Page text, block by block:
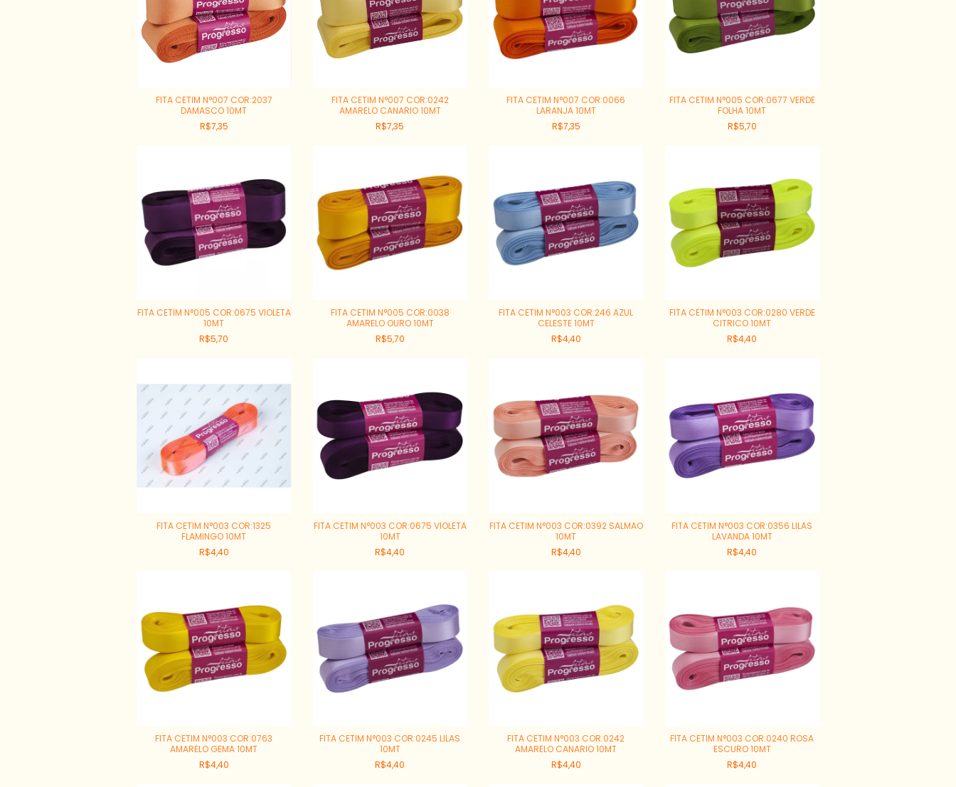
FITA CETIM N°007 COR:2037
DAMASCO 10MT
R$7,35
FITA CETIM N°007 COR:0242
AMARELO CANARIO 10MT
R$7,35
FITA CETIM N°007 COR:0066
LARANJA 10MT
R$7,35
FITA CETIM N°005 COR:0677 VERDE
FOLHA 10MT
R$5,70
FITA CETIM N°005 COR:0675 VIOLETA
10MT
R$5,70
FITA CETIM N°005 COR:0038
AMARELO OURO 10MT
R$5,70
FITA CETIM N°003 COR:246 AZUL
CELESTE 10MT
R$4,40
FITA CETIM N°003 COR:0280 VERDE
CITRICO 10MT
R$4,40
FITA CETIM N°003 COR:1325
FLAMINGO 10MT
R$4,40
FITA CETIM N°003 COR:0675 VIOLETA
10MT
R$4,40
FITA CETIM N°003 COR:0392 SALMAO
10MT
R$4,40
FITA CETIM N°003 COR:0356 LILAS
LAVANDA 10MT
R$4,40
FITA CETIM N°003 COR:0763
AMARELO GEMA 10MT
R$4,40
FITA CETIM N°003 COR:0245 LILAS
10MT
R$4,40
FITA CETIM N°003 COR:0242
AMARELO CANARIO 10MT
R$4,40
FITA CETIM N°003 COR:0240 ROSA
ESCURO 10MT
R$4,40